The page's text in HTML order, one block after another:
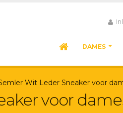
DAMES
Wit Leder Sneaker voor
voor